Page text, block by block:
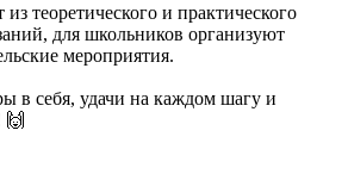
теоретического и практического
для школьников организуют
мероприятия.
в себя, удачи на каждом шагу и
🙌